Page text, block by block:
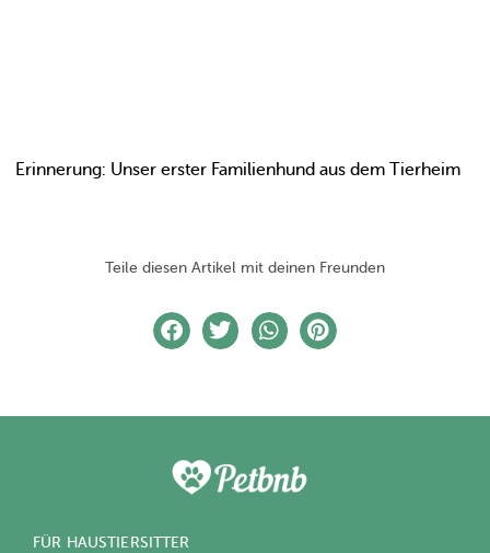
Erinnerung: Unser erster Familienhund aus dem Tierheim
Teile diesen Artikel mit deinen Freunden
FÜR HAUSTIERSITTER